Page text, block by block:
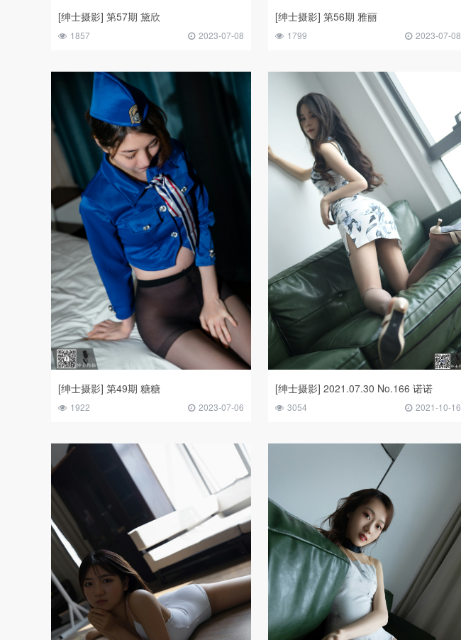
[绅士摄影] 第57期 黛欣
1857 2023-07-08
[绅士摄影] 第56期 雅丽
1799 2023-07-08
[绅士摄影] 第49期 糖糖
1922 2023-07-06
[绅士摄影] 2021.07.30 No.166 诺诺
3054 2021-10-16